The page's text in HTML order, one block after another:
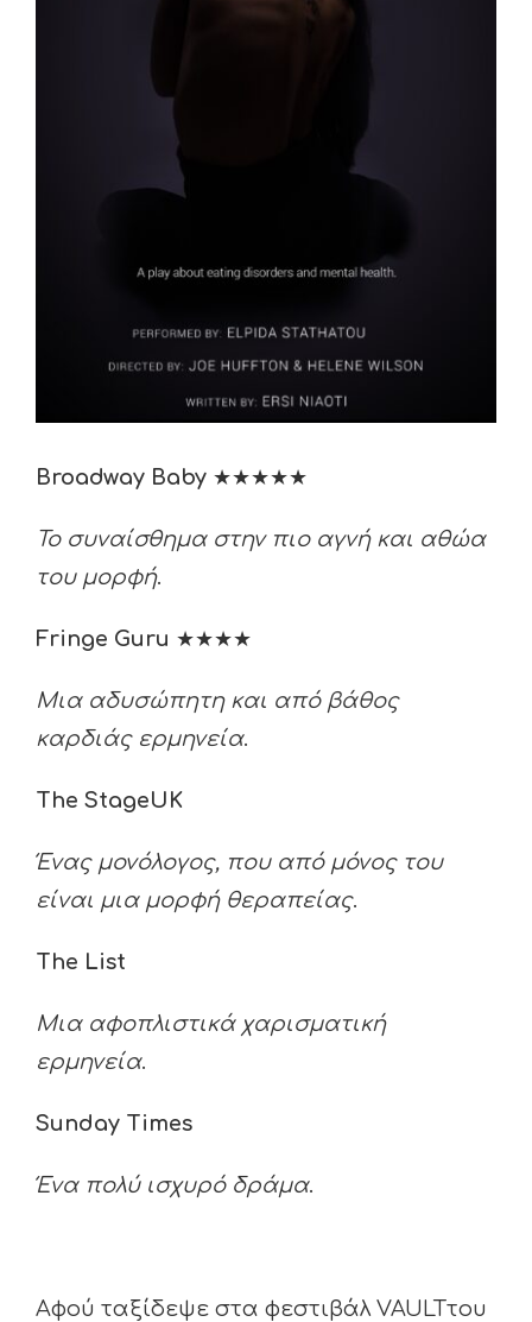
Broadway Baby ★★★★★
Το συναίσθημα στην πιο αγνή και αθώα
του μορφή.
Fringe Guru ★★★★
Μια αδυσώπητη και από βάθος
καρδιάς ερμηνεία.
The StageUK
Ένας μονόλογος, που από μόνος του
είναι μια μορφή θεραπείας.
The List
Μια αφοπλιστικά χαρισματική
ερμηνεία.
Sunday Times
Ένα πολύ ισχυρό δράμα.
Αφού ταξίδεψε στα φεστιβάλ VAULTτου